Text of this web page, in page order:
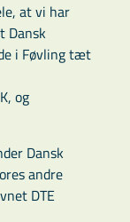
at vi har
Dansk
i Føvling tæt
og
Dansk
andre
DTE